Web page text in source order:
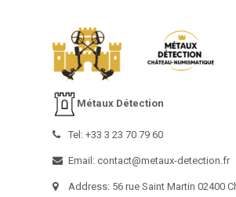
Métaux Détection
Tel: +33 3 23 70 79 60
Email: contact@metaux-detection.fr
Address: 56 rue Saint Martin 02400